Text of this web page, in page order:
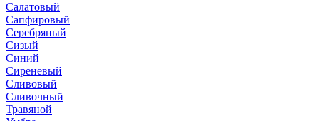
Салатовый
Сапфировый
Серебряный
Сизый
Синий
Сиреневый
Сливовый
Сливочный
Травяной